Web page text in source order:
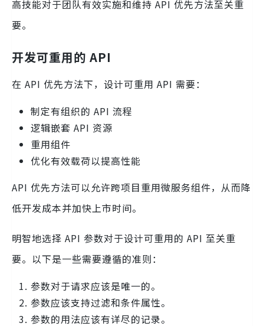
高技能对于团队有效实施和维持 API 优先方法至关重
要。
开发可重用的 API
在 API 优先方法下，设计可重用 API 需要：
制定有组织的 API 流程
逻辑嵌套 API 资源
重用组件
优化有效载荷以提高性能
API 优先方法可以允许跨项目重用微服务组件，从而降
低开发成本并加快上市时间。
明智地选择 API 参数对于设计可重用的 API 至关重
要。以下是一些需要遵循的准则：
参数对于请求应该是唯一的。
参数应该支持过滤和条件属性。
参数的用法应该有详尽的记录。